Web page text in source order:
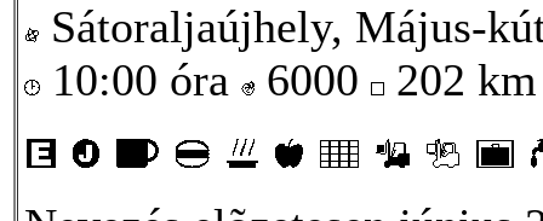
Sátoraljaújhely, Május-
10:00 óra
6000 202